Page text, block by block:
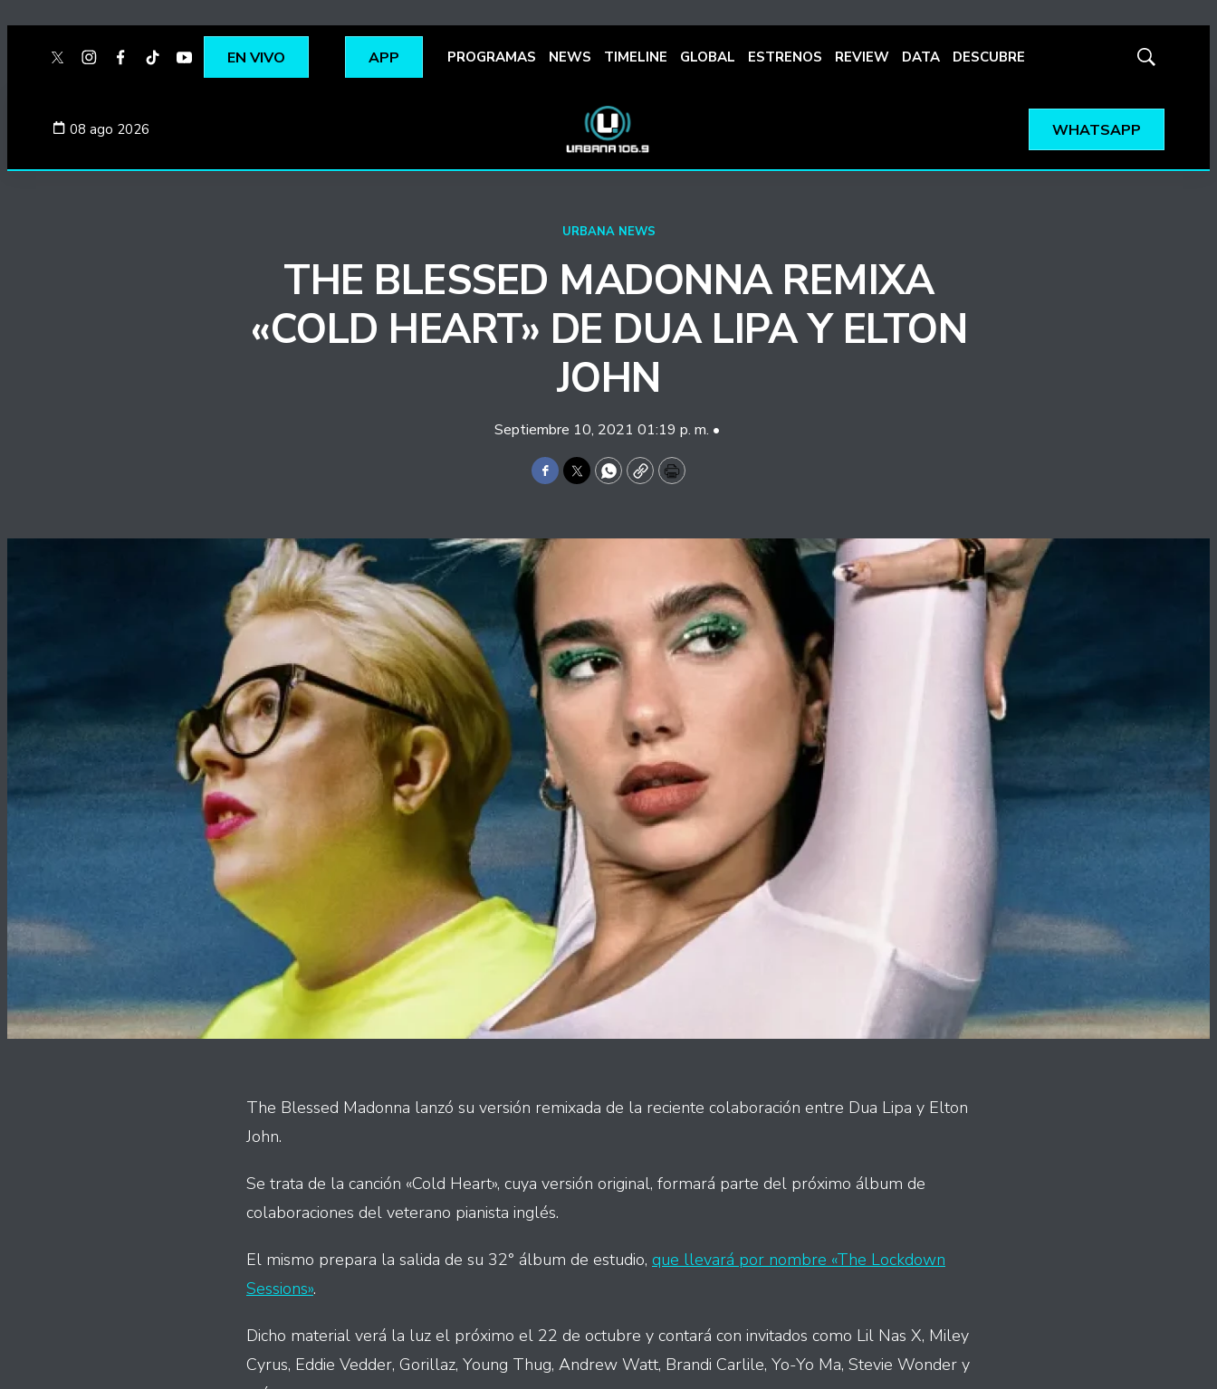
twitterinstagram
facebook
tiktokyoutubespotify
EN VIVO APP PROGRAMAS NEWS TIMELINE GLOBAL ESTRENOS REVIEW DATA DESCUBRE
Mostrar
08 ago 2026 WHATSAPP
URBANA NEWS
THE BLESSED MADONNA REMIXA
«COLD HEART» DE DUA LIPA Y ELTON
JOHN
Septiembre 10, 2021 01:19 p. m. •
Facebook
TwitterWhatsApp
CopyPrint
The Blessed Madonna lanzó su versión remixada de la reciente colaboración entre Dua Lipa y Elton
John.
Se trata de la canción «Cold Heart», cuya versión original, formará parte del próximo álbum de
colaboraciones del veterano pianista inglés.
El mismo prepara la salida de su 32° álbum de estudio, que llevará por nombre «The Lockdown
Sessions».
Dicho material verá la luz el próximo el 22 de octubre y contará con invitados como Lil Nas X, Miley
Cyrus, Eddie Vedder, Gorillaz, Young Thug, Andrew Watt, Brandi Carlile, Yo-Yo Ma, Stevie Wonder y